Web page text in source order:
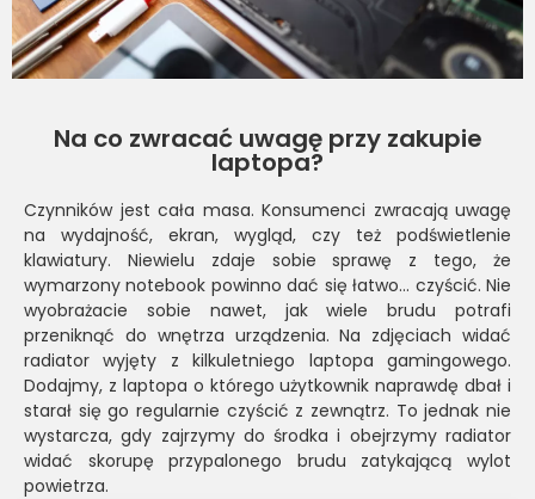
Na co zwracać uwagę przy zakupie
laptopa?
Czynników jest cała masa. Konsumenci zwracają uwagę
na wydajność, ekran, wygląd, czy też podświetlenie
klawiatury. Niewielu zdaje sobie sprawę z tego, że
wymarzony notebook powinno dać się łatwo… czyścić. Nie
wyobrażacie sobie nawet, jak wiele brudu potrafi
przeniknąć do wnętrza urządzenia. Na zdjęciach widać
radiator wyjęty z kilkuletniego laptopa gamingowego.
Dodajmy, z laptopa o którego użytkownik naprawdę dbał i
starał się go regularnie czyścić z zewnątrz. To jednak nie
wystarcza, gdy zajrzymy do środka i obejrzymy radiator
widać skorupę przypalonego brudu zatykającą wylot
powietrza.